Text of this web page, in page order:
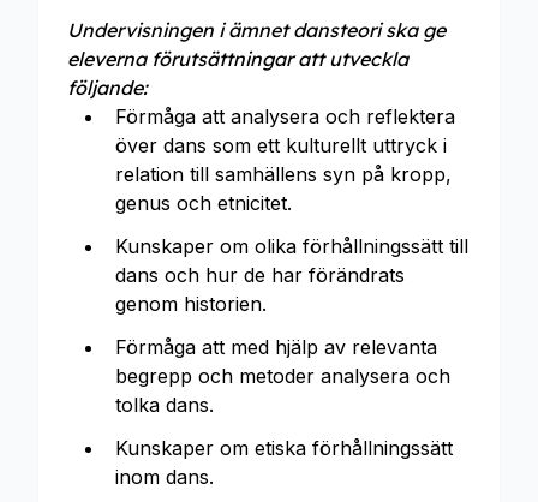
Undervisningen i ämnet dansteori ska ge
eleverna förutsättningar att utveckla
följande:
Förmåga att analysera och reflektera
över dans som ett kulturellt uttryck i
relation till samhällens syn på kropp,
genus och etnicitet.
Kunskaper om olika förhållningssätt till
dans och hur de har förändrats
genom historien.
Förmåga att med hjälp av relevanta
begrepp och metoder analysera och
tolka dans.
Kunskaper om etiska förhållningssätt
inom dans.